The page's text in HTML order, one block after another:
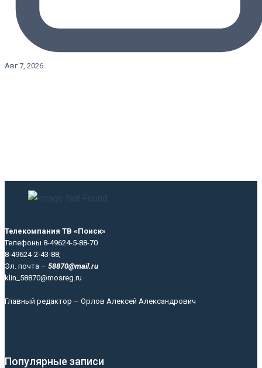
Авг 7, 2026
Телекомпания ТВ «Поиск»
Телефоны 8-49624-5-88-70
8-49624-2-43-88;
Эл. почта – 58870@mail.ru
klin_58870@mosreg.ru
Главный редактор – Орлов Алексей Александрович
Популярные записи